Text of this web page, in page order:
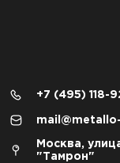
+7 (495) 118-
Москва,
"Тамрон"